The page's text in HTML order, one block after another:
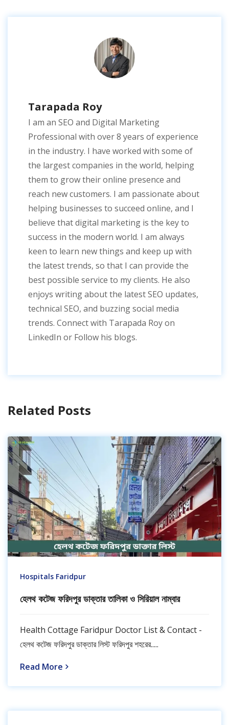
Tarapada Roy
I am an SEO and Digital Marketing
Professional with over 8 years of experience
in the industry. I have worked with some of
the largest companies in the world, helping
them to grow their online presence and
reach new customers. I am passionate about
helping businesses to succeed online, and I
believe that digital marketing is the key to
success in the modern world. I am always
keen to learn new things and keep up with
the latest trends, so that I can provide the
best possible service to my clients. He also
enjoys writing about the latest SEO updates,
technical SEO, and buzzing social media
trends. Connect with Tarapada Roy on
LinkedIn or Follow his blogs.
Related Posts
Hospitals Faridpur
হেলথ কটেজ ফরিদপুর ডাক্তার তালিকা ও সিরিয়াল নাম্বার
Health Cottage Faridpur Doctor List & Contact -
হেলথ কটেজ ফরিদপুর ডাক্তার লিস্ট ফরিদপুর শহরের.....
Read More